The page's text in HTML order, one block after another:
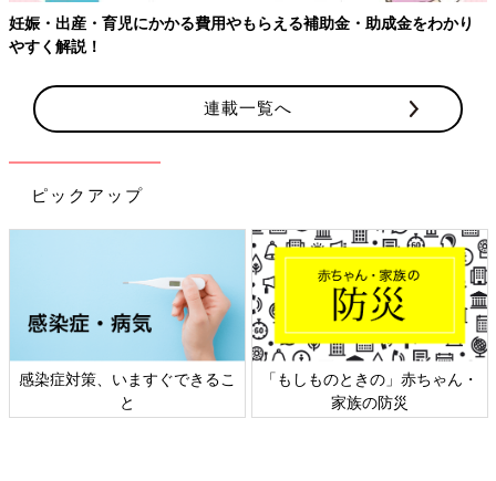
連載一覧へ
ピックアップ
日本外来小児科学会リーフレッ
ト検討会
六星占術 細木かおりさんの人生
相談